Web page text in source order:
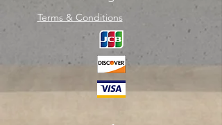
Terms & Conditions